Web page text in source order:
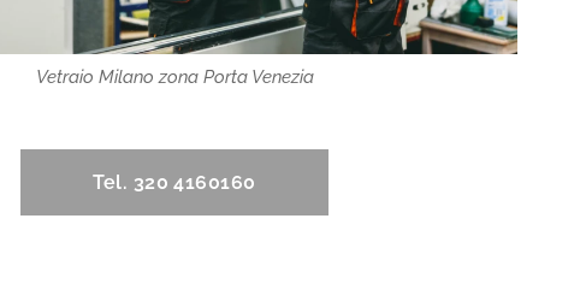
Vetraio Milano zona Porta Venezia
Tel. 320 4160160